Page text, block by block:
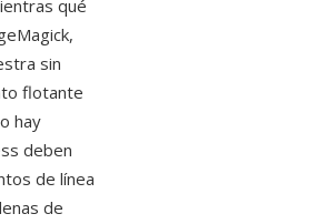
qué
sin
flotante
hay
deben
de línea
de